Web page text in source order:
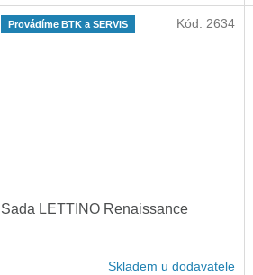
Provádíme BTK a SERVIS
Sada LETTINO Renaissance
Skladem u dodavatele
Kód: 2634